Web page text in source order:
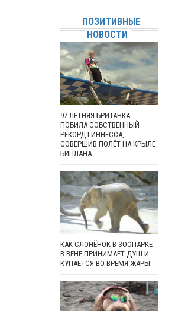
ПОЗИТИВНЫЕ
НОВОСТИ
97-ЛЕТНЯЯ БРИТАНКА
ПОБИЛА СОБСТВЕННЫЙ
РЕКОРД ГИННЕССА,
СОВЕРШИВ ПОЛЁТ НА КРЫЛЕ
БИПЛАНА
КАК СЛОНЁНОК В ЗООПАРКЕ
В ВЕНЕ ПРИНИМАЕТ ДУШ И
КУПАЕТСЯ ВО ВРЕМЯ ЖАРЫ